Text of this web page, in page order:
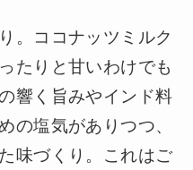
。ココナッツミルク
たりと甘いわけでも
響く旨みやインド料
の塩気がありつつ、
味づくり。これはご